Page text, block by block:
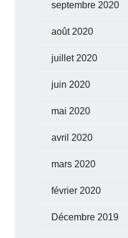
septembre 2020
août 2020
juillet 2020
juin 2020
mai 2020
avril 2020
mars 2020
février 2020
Décembre 2019